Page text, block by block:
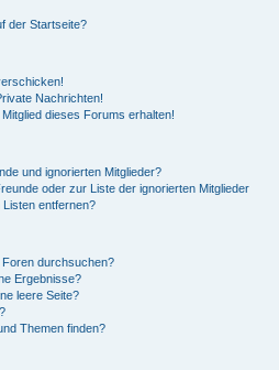
der Startseite?
Nachrichten!
dieses Forums erhalten!
und ignorierten Mitglieder?
oder zur Liste der ignorierten Mitglieder
entfernen?
durchsuchen?
Ergebnisse?
leere Seite?
Themen finden?